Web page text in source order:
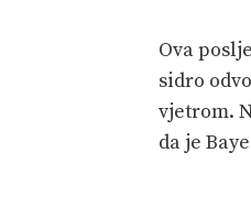
Ova
sidro
vjetrom.
da je